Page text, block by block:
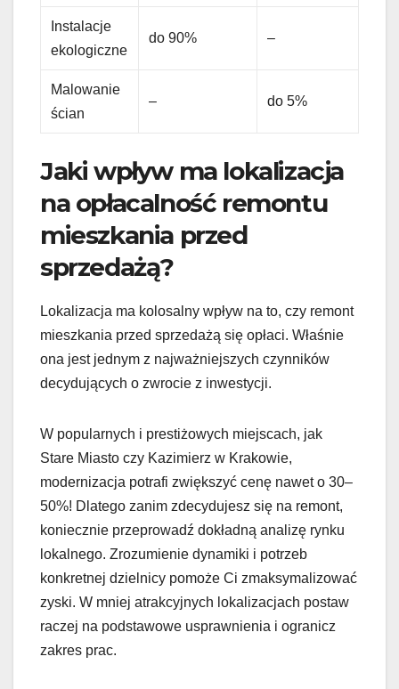
Instalacje
ekologiczne
do 90% –
Malowanie
ścian
– do 5%
Jaki wpływ ma lokalizacja
na opłacalność remontu
mieszkania przed
sprzedażą?
Lokalizacja ma kolosalny wpływ na to, czy remont
mieszkania przed sprzedażą się opłaci. Właśnie
ona jest jednym z najważniejszych czynników
decydujących o zwrocie z inwestycji.
W popularnych i prestiżowych miejscach, jak
Stare Miasto czy Kazimierz w Krakowie,
modernizacja potrafi zwiększyć cenę nawet o 30–
50%! Dlatego zanim zdecydujesz się na remont,
koniecznie przeprowadź dokładną analizę rynku
lokalnego. Zrozumienie dynamiki i potrzeb
konkretnej dzielnicy pomoże Ci zmaksymalizować
zyski. W mniej atrakcyjnych lokalizacjach postaw
raczej na podstawowe usprawnienia i ogranicz
zakres prac.